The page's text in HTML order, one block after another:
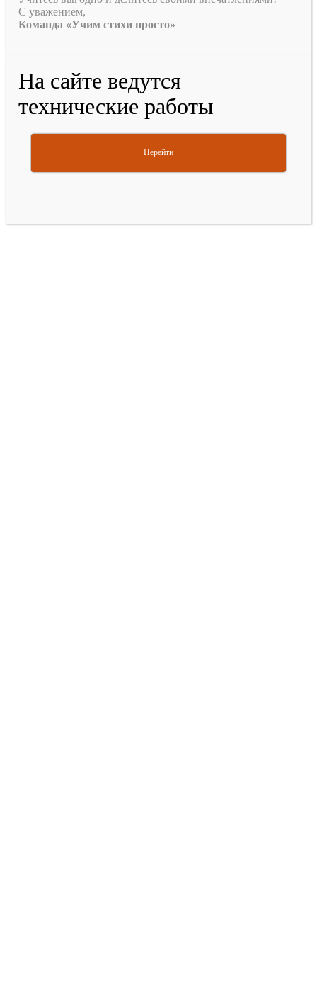
С уважением,
Команда «Учим стихи просто»
На сайте ведутся
технические работы
Перейти